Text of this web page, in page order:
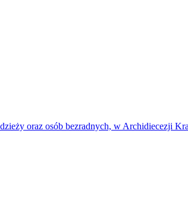
oraz osób bezradnych, w Archidiecezji